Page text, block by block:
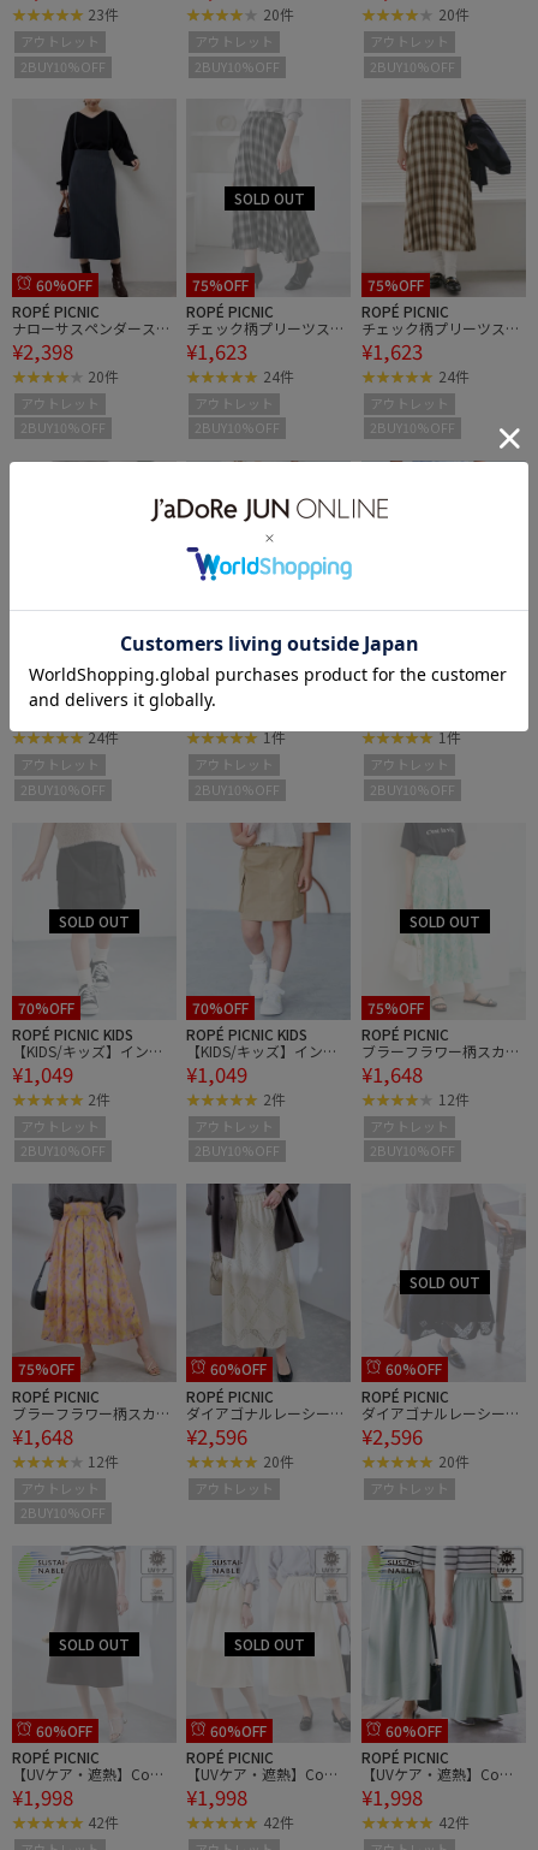
23件
アウトレット
2BUY10%OFF
20件
アウトレット
2BUY10%OFF
20件
アウトレット
2BUY10%OFF
60%OFF
ROPÉ PICNIC
ナローサスペンダースカ
ート
¥2,398
20件
アウトレット
2BUY10%OFF
75%OFF
ROPÉ PICNIC
チェック柄プリーツスカ
ート
¥1,623
24件
アウトレット
2BUY10%OFF
75%OFF
ROPÉ PICNIC
チェック柄プリーツスカ
ート
¥1,623
24件
アウトレット
2BUY10%OFF
ROPÉ PICNIC
チェック柄プリーツスカ
ート
¥1,623
24件
アウトレット
2BUY10%OFF
60%OFF
ROPÉ PICNIC KIDS
【KIDS/キッズ】インパ
ンツ付きバルーンミニス
カート
¥1,540
1件
アウトレット
2BUY10%OFF
60%OFF
ROPÉ PICNIC KIDS
カート
1件
アウトレット
2BUY10%OFF
70%OFF
ROPÉ PICNIC KIDS
【KIDS/キッズ】インパ
ンツ付きストレッチカー
ゴミニスカート
¥1,049
2件
アウトレット
2BUY10%OFF
70%OFF
ROPÉ PICNIC KIDS
【KIDS/キッズ】インパ
ンツ付きストレッチカー
ゴミニスカート
¥1,049
2件
アウトレット
2BUY10%OFF
75%OFF
ROPÉ PICNIC
ブラーフラワー柄スカー
ト
¥1,648
12件
アウトレット
2BUY10%OFF
75%OFF
ROPÉ PICNIC
ブラーフラワー柄スカー
ト
¥1,648
12件
アウトレット
2BUY10%OFF
60%OFF
ROPÉ PICNIC
ダイアゴナルレーシース
カート
¥2,596
20件
アウトレット
60%OFF
ROPÉ PICNIC
ダイアゴナルレーシース
カート
¥2,596
20件
アウトレット
60%OFF
ROPÉ PICNIC
【UVケア・遮熱】Comf
ort Seriesコンフォートシ
リーズ/着丈が選べるフ
レアスカート
¥1,998
42件
60%OFF
ROPÉ PICNIC
【UVケア・遮熱】Comf
ort Seriesコンフォートシ
リーズ/着丈が選べるフ
レアスカート
¥1,998
42件
60%OFF
ROPÉ PICNIC
【UVケア・遮熱】Comf
ort Seriesコンフォートシ
リーズ/着丈が選べるフ
レアスカート
¥1,998
42件